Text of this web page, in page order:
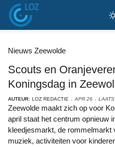
Nieuws Zeewolde
Scouts en
Koningsdag in
AUTEUR: LOZ REDACTIE APR 26
Zeewolde maakt zich op voor Koningsdag. Op maandag 27
april staat het centrum opnieuw
kleedjesmarkt, de rommelmarkt
muziek, activiteiten voor